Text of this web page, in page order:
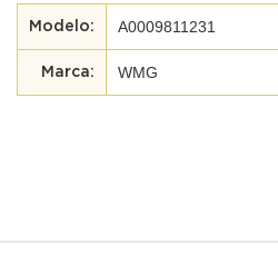
A0009811231
WMG